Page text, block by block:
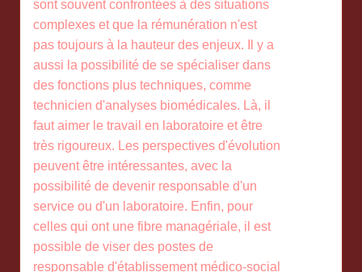
sont souvent confrontées à des situations
complexes et que la rémunération n'est
pas toujours à la hauteur des enjeux. Il y a
aussi la possibilité de se spécialiser dans
des fonctions plus techniques, comme
technicien d'analyses biomédicales. Là, il
faut aimer le travail en laboratoire et être
très rigoureux. Les perspectives d'évolution
peuvent être intéressantes, avec la
possibilité de devenir responsable d'un
service ou d'un laboratoire. Enfin, pour
celles qui ont une fibre managériale, il est
possible de viser des postes de
responsable d'établissement médico-social